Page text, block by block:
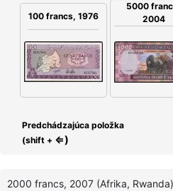
100 francs, 1976
5000
2004
Predchádzajúca položka
(shift + ⇐)
2000 francs, 2007 (Afrika,